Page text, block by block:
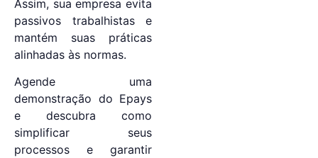
Assim, sua empresa evita
passivos trabalhistas e
mantém suas práticas
alinhadas às normas.
Agende uma
demonstração do Epays
e descubra como
simplificar seus
processos e garantir